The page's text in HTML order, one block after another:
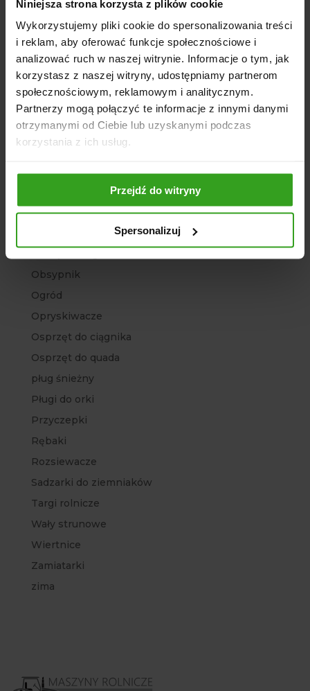
Niniejsza strona korzysta z plików cookie
Wykorzystujemy pliki cookie do spersonalizowania treści
i reklam, aby oferować funkcje społecznościowe i
analizować ruch w naszej witrynie. Informacje o tym, jak
korzystasz z naszej witryny, udostępniamy partnerom
społecznościowym, reklamowym i analitycznym.
Partnerzy mogą połączyć te informacje z innymi danymi
otrzymanymi od Ciebie lub uzyskanymi podczas
korzystania z ich usług.
Przejdź do witryny
Spersonalizuj
Agregat
Agro Sklep
Architektura ogrodowa
Bez kategorii
Brony polowe
Chwastowniki
Głębosze
Kopaczki ciągnikowe
Ładowacze
Maszyny rolnicze
Obsypnik
Ogród
Opryskiwacze
Osprzęt do ciągnika
Osprzęt do quada
pług śnieżny
Pługi do orki
Przyczepki
Rębaki
Rozsiewacze
Sadzarki do ziemniaków
Targi rolnicze
Wały strunowe
Wiertnice
Zamiatarki
zima